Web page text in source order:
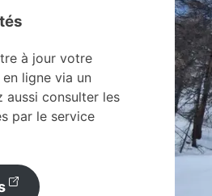
à jour votre
ligne via un
aussi consulter les
par le service